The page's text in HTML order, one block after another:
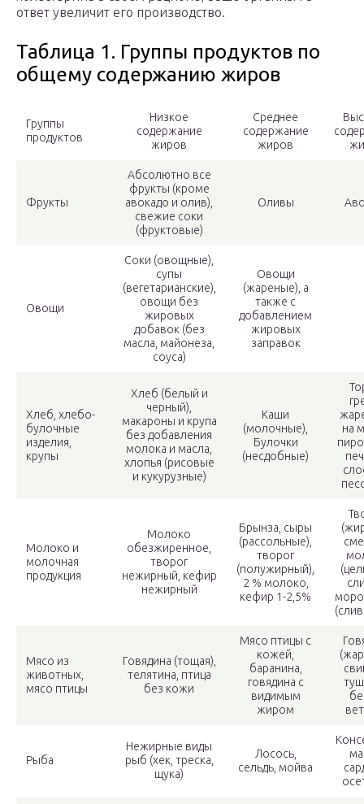
ответ увеличит его производство.
Таблица 1. Группы продуктов по
общему содержанию жиров
Группы
продуктов
Низкое
содержание
жиров
Среднее
содержание
жиров
Фрукты
Абсолютно все
фрукты (кроме
авокадо и олив),
свежие соки
(фруктовые)
Оливы
Овощи
Соки (овощные),
супы
(вегетарианские),
овощи без
жировых
добавок (без
масла, майонеза,
соуса)
Овощи
(жареные), а
также с
добавлением
жировых
заправок
Хлеб, хлебо-
булочные
изделия,
крупы
Хлеб (белый и
черный),
макароны и крупа
без добавления
молока и масла,
хлопья (рисовые
и кукурузные)
Каши
(молочные),
Булочки
(несдобные)
на
Молоко и
молочная
продукция
Молоко
обезжиренное,
творог
нежирный, кефир
нежирный
Брынза, сыры
(рассольные),
творог
(полужирный),
2 % молоко,
кефир 1-2,5%
Мясо из
животных,
мясо птицы
Говядина (тощая),
телятина, птица
без кожи
Мясо птицы с
кожей,
баранина,
говядина с
видимым
жиром
Рыба
Нежирные виды
рыб (хек, треска,
щука)
Лосось,
сельдь, мойва